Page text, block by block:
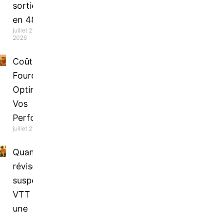
sorties
en 48h !
juillet 21,
2026
Coût Révision
Fourche VTT :
Optimisez
Vos
Performances
juillet 21, 2026
Quand
réviser la
suspension
VTT pour
une